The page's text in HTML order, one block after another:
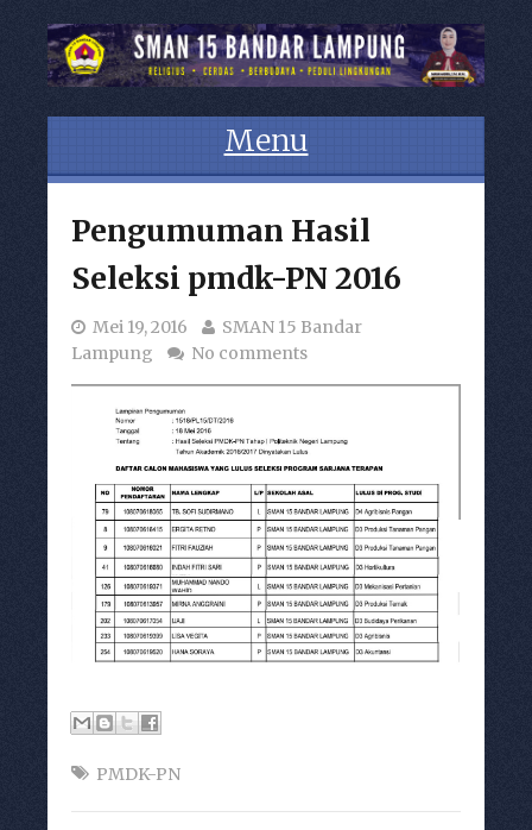
Menu
Pengumuman Hasil
Seleksi pmdk-PN 2016
Mei 19, 2016
SMAN 15 Bandar
Lampung
No comments
PMDK-PN